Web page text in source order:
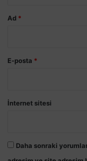
Ad *
E-posta *
İnternet sitesi
Daha sonraki